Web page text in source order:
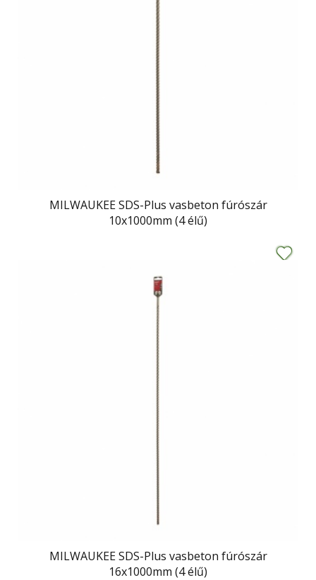
MILWAUKEE SDS-Plus vasbeton fúrószár
10x1000mm (4 élű)
MILWAUKEE SDS-Plus vasbeton fúrószár
16x1000mm (4 élű)